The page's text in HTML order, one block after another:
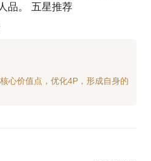
晚十万”，2018年7月28日收
50年。新品概念创意自2013
网络招商，品牌年度业绩从
品。 五星推荐
心价值点，优化4P，形成自身的